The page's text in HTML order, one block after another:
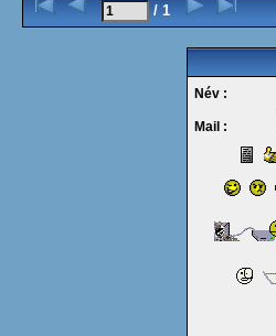
/ 1
Név :
Mail :